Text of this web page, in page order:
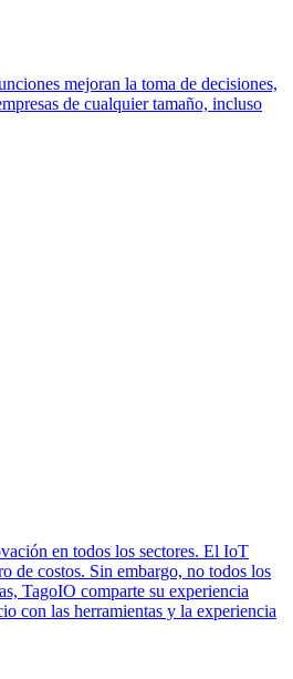
mejoran la toma de decisiones,
de cualquier tamaño, incluso
en todos los sectores. El IoT
de costos. Sin embargo, no todos los
TagoIO comparte su experiencia
con las herramientas y la experiencia